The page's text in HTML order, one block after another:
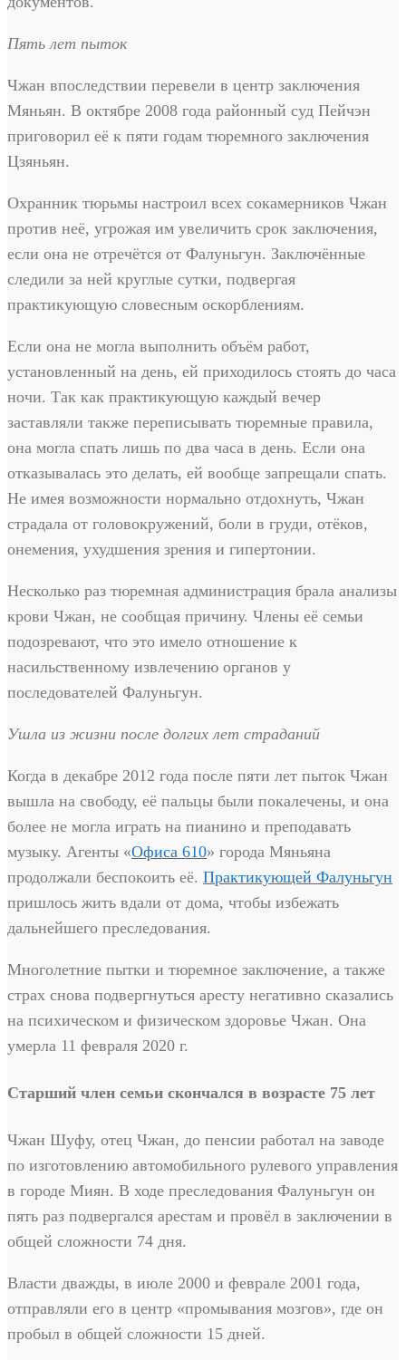
Пять лет пыток
Чжан впоследствии перевели в центр заключения
Мяньян. В октябре 2008 года районный суд Пейчэн
приговорил её к пяти годам тюремного заключения
Цзяньян.
Охранник тюрьмы настроил всех сокамерников Чжан
против неё, угрожая им увеличить срок заключения,
если она не отречётся от Фалуньгун. Заключённые
следили за ней круглые сутки, подвергая
практикующую словесным оскорблениям.
Если она не могла выполнить объём работ,
установленный на день, ей приходилось стоять до часа
ночи. Так как практикующую каждый вечер
заставляли также переписывать тюремные правила,
она могла спать лишь по два часа в день. Если она
отказывалась это делать, ей вообще запрещали спать.
Не имея возможности нормально отдохнуть, Чжан
страдала от головокружений, боли в груди, отёков,
онемения, ухудшения зрения и гипертонии.
Несколько раз тюремная администрация брала анализы
крови Чжан, не сообщая причину. Члены её семьи
подозревают, что это имело отношение к
насильственному извлечению органов у
последователей Фалуньгун.
Ушла из жизни после долгих лет страданий
Когда в декабре 2012 года после пяти лет пыток Чжан
вышла на свободу, её пальцы были покалечены, и она
более не могла играть на пианино и преподавать
музыку. Агенты «Офиса 610» города Мяньяна
продолжали беспокоить её. Практикующей Фалуньгун
пришлось жить вдали от дома, чтобы избежать
дальнейшего преследования.
Многолетние пытки и тюремное заключение, а также
страх снова подвергнуться аресту негативно сказались
на психическом и физическом здоровье Чжан. Она
умерла 11 февраля 2020 г.
Старший член семьи скончался в возрасте 75 лет
Чжан Шуфу, отец Чжан, до пенсии работал на заводе
по изготовлению автомобильного рулевого управления
в городе Миян. В ходе преследования Фалуньгун он
пять раз подвергался арестам и провёл в заключении в
общей сложности 74 дня.
Власти дважды, в июле 2000 и феврале 2001 года,
отправляли его в центр «промывания мозгов», где он
пробыл в общей сложности 15 дней.